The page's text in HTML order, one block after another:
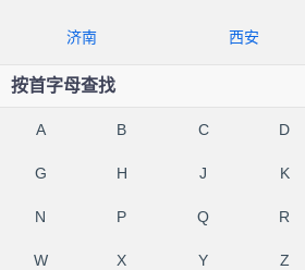
济南 西安
按首字母查找
A B C D
G H J K
N P Q R
W X Y Z